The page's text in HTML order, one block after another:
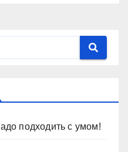
подходить с умом!